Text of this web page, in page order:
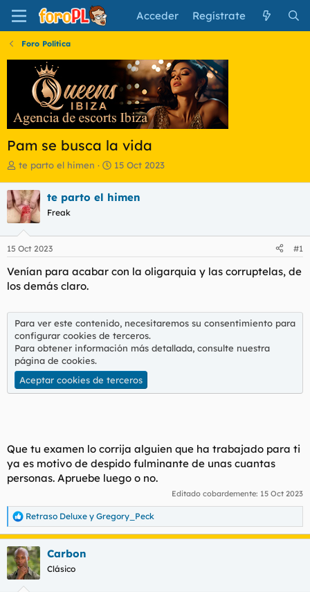
Acceder Regístrate
Foro Política
Pam se busca la vida
I
i
c
i
a
d
o
d
e
t
e
m
a
te parto el himen
F
h
e
i
o
15 Oct 2023
te parto el himen
Freak
15 Oct 2023 #1
Venían para acabar con la oligarquia y las corruptelas, de
los demás claro.
Para ver este contenido, necesitaremos su consentimiento para
configurar cookies de terceros.
Para obtener información más detallada, consulte nuestra
página de cookies.
Aceptar cookies de terceros
Que tu examen lo corrija alguien que ha trabajado para ti
ya es motivo de despido fulminante de unas cuantas
personas. Apruebe luego o no.
Editado cobardemente: 15 Oct 2023
R
e
a
c
c
i
Retraso Deluxe y Gregory_Peck
Carbon
Clásico